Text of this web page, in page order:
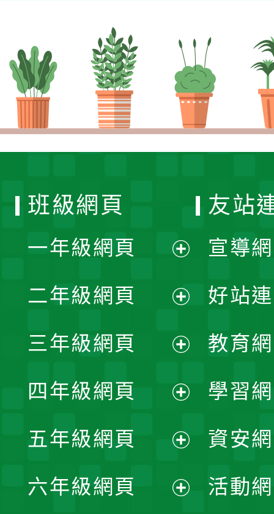
班級網頁
一年級網頁
開
選
單
二年級網頁
開
選
單
三年級網頁
開
選
單
四年級網頁
開
選
五年級網頁
開
六年級網頁
友站
宣導
好站
教育
學習
資安
活動